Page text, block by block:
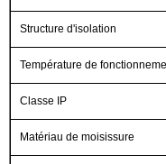
Structure d'isolation
Température de
Classe IP
Matériau de moisissure